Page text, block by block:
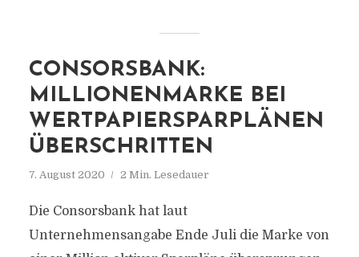
CONSORSBANK:
MILLIONENMARKE BEI
WERTPAPIERSPARPLÄNEN
ÜBERSCHRITTEN
7. August 2020 2 Min. Lesedauer
Die Consorsbank hat laut
Unternehmensangabe Ende Juli die Marke von